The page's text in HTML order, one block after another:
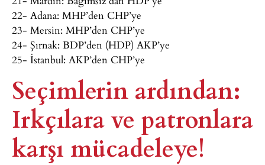
22- Adana: MHP’den CHP’ye
23- Mersin: MHP’den CHP’ye
24- Şırnak: BDP’den (HDP) AKP’ye
25- İstanbul: AKP’den CHP’ye
Seçimlerin ardından:
Irkçılara ve patronlara
karşı mücadeleye!